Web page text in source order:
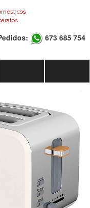
673 685 754